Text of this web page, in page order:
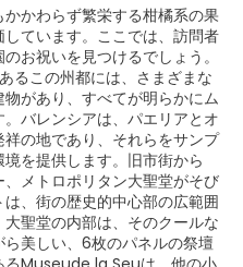
かわらず繁栄する柑橘系の果
ています。ここでは、訪問者
お祝いを見つけるでしょう。
るこの州都には、さまざまな
があり、すべてが明らかにム
バレンシアは、パエリアとオ
の地であり、それらをサンプ
を提供します。旧市街から
メトロポリタン大聖堂がそび
、街の歴史的中心部の広範囲
聖堂の内部は、そのクールな
美しい、6枚のパネルの祭壇